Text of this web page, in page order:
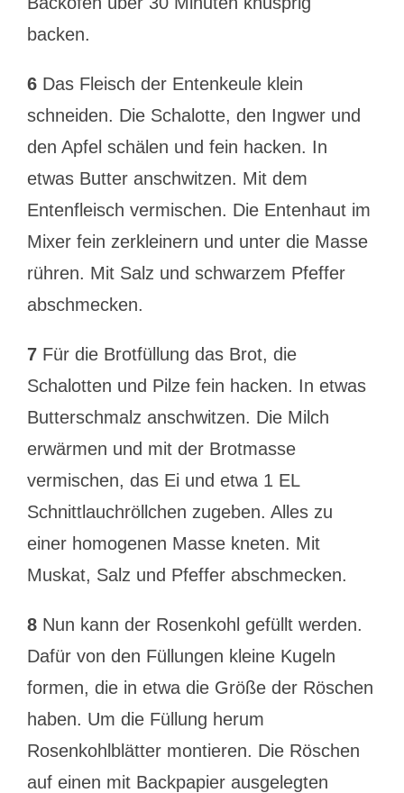
backen.
6Das Fleisch der Entenkeule klein
schneiden. Die Schalotte, den Ingwer und
den Apfel schälen und fein hacken. In
etwas Butter anschwitzen. Mit dem
Entenfleisch vermischen. Die Entenhaut im
Mixer fein zerkleinern und unter die Masse
rühren. Mit Salz und schwarzem Pfeffer
abschmecken.
7Für die Brotfüllung das Brot, die
Schalotten und Pilze fein hacken. In etwas
Butterschmalz anschwitzen. Die Milch
erwärmen und mit der Brotmasse
vermischen, das Ei und etwa 1 EL
Schnittlauchröllchen zugeben. Alles zu
einer homogenen Masse kneten. Mit
Muskat, Salz und Pfeffer abschmecken.
8Nun kann der Rosenkohl gefüllt werden.
Dafür von den Füllungen kleine Kugeln
formen, die in etwa die Größe der Röschen
haben. Um die Füllung herum
Rosenkohlblätter montieren. Die Röschen
auf einen mit Backpapier ausgelegten